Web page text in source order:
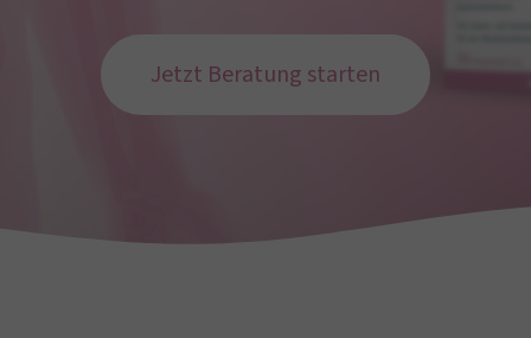
Jetzt Beratung starten